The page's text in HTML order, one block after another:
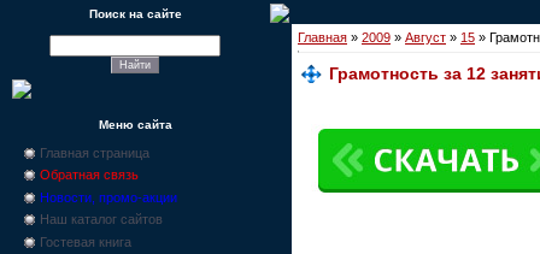
Поиск на сайте
Меню сайта
Главная страница
Обратная связь
Новости, промо-акции
Наш каталог сайтов
Гостевая книга
Главная » 2009 » Август » 15 »
Грамотность за 12